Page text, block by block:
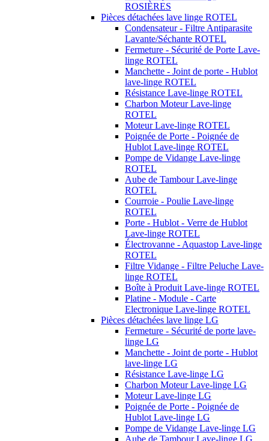
ROSIÈRES
Pièces détachées lave linge ROTEL
Condensateur - Filtre Antiparasite
Lavante/Séchante ROTEL
Fermeture - Sécurité de Porte Lave-
linge ROTEL
Manchette - Joint de porte - Hublot
lave-linge ROTEL
Résistance Lave-linge ROTEL
Charbon Moteur Lave-linge
ROTEL
Moteur Lave-linge ROTEL
Poignée de Porte - Poignée de
Hublot Lave-linge ROTEL
Pompe de Vidange Lave-linge
ROTEL
Aube de Tambour Lave-linge
ROTEL
Courroie - Poulie Lave-linge
ROTEL
Porte - Hublot - Verre de Hublot
Lave-linge ROTEL
Électrovanne - Aquastop Lave-linge
ROTEL
Filtre Vidange - Filtre Peluche Lave-
linge ROTEL
Boîte à Produit Lave-linge ROTEL
Platine - Module - Carte
Electronique Lave-linge ROTEL
Pièces détachées lave linge LG
Fermeture - Sécurité de porte lave-
linge LG
Manchette - Joint de porte - Hublot
lave-linge LG
Résistance Lave-linge LG
Charbon Moteur Lave-linge LG
Moteur Lave-linge LG
Poignée de Porte - Poignée de
Hublot Lave-linge LG
Pompe de Vidange Lave-linge LG
Aube de Tambour Lave-linge LG